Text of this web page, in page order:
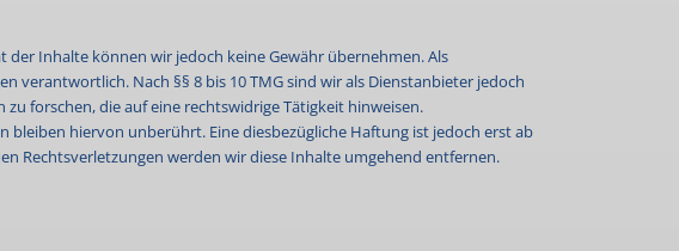
Inhalte können wir jedoch keine Gewähr übernehmen. Als
verantwortlich. Nach §§ 8 bis 10 TMG sind wir als Dienstanbieter jedoch
forschen, die auf eine rechtswidrige Tätigkeit hinweisen.
hiervon unberührt. Eine diesbezügliche Haftung ist jedoch erst ab
Rechtsverletzungen werden wir diese Inhalte umgehend entfernen.